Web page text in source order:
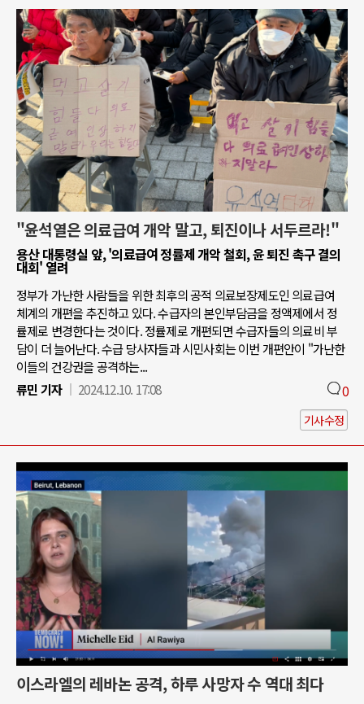
"윤석열은 의료급여 개악 말고, 퇴진이나 서두르라!"
용산 대통령실 앞, '의료급여 정률제 개악 철회, 윤 퇴진 촉구 결의
대회' 열려
정부가 가난한 사람들을 위한 최후의 공적 의료보장제도인 의료급여
체계의 개편을 추진하고 있다. 수급자의 본인부담금을 정액제에서 정
률제로 변경한다는 것이다. 정률제로 개편되면 수급자들의 의료비 부
담이 더 늘어난다. 수급 당사자들과 시민사회는 이번 개편안이 "가난한
이들의 건강권을 공격하는...
류민 기자
2024.12.10. 17:08 0
기사수정
이스라엘의 레바논 공격, 하루 사망자 수 역대 최다